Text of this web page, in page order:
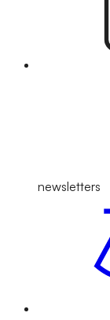
newsletters